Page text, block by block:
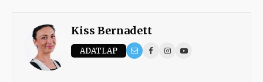
Kiss Bernadett
ADATLAP